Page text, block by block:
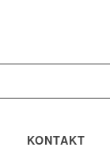
KONTAKT